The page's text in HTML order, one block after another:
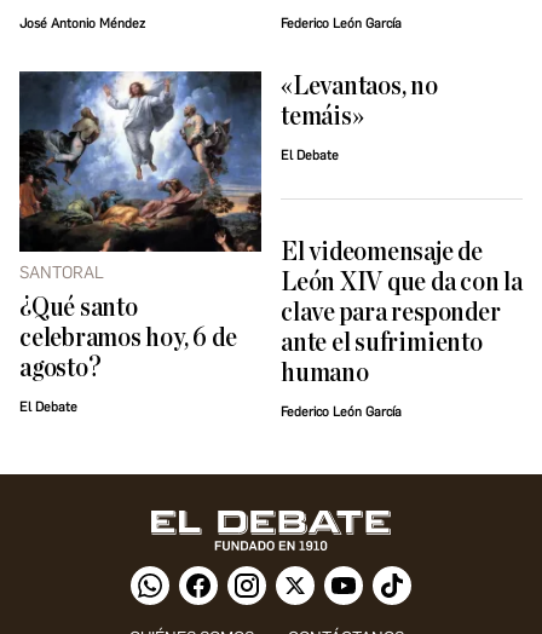
José Antonio Méndez Federico León García
SANTORAL
¿Qué santo
celebramos hoy, 6 de
agosto?
El Debate
«Levantaos, no
temáis»
El Debate
El videomensaje de
León XIV que da con la
clave para responder
ante el sufrimiento
humano
Federico León García